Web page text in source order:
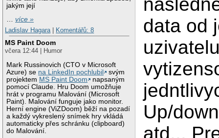
jakým její
…více »
Ladislav Hagara
Komentářů: 8
MS Paint Doom
včera 12:44 | Humor
Mark Russinovich (CTO v Microsoft
Azure) se na LinkedIn pochlubil
svým
projektem MS Paint Doom
napsaným
pomocí Claude. Hru Doom umožňuje
hrát v programu Malování (Microsoft
Paint). Malování funguje jako monitor.
Herní engine (ViZDoom) běží na pozadí
a každý vykreslený snímek hry vkládá
automaticky přes schránku (clipboard)
do Malování.
data od
Up/
atd...